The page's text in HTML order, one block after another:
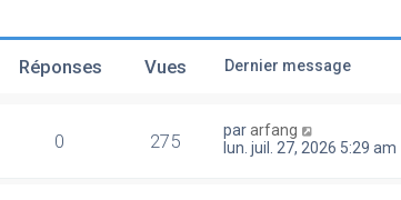
Réponses Vues Dernier message
0 275 pararfang
lun. juil. 27, 2026 5:29 am